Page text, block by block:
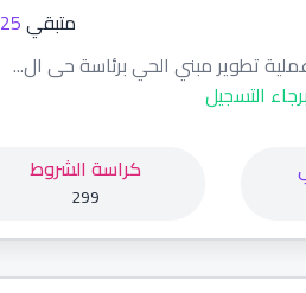
متبقي25
تطوير مبني الحي برئاسة حى ال...
التسجيل
كراسة الشروط
299